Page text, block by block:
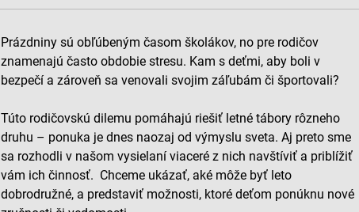
Prázdniny sú obľúbeným časom školákov, no pre rodičov
znamenajú často obdobie stresu. Kam s deťmi, aby boli v
bezpečí a zároveň sa venovali svojim záľubám či športovali?
Túto rodičovskú dilemu pomáhajú riešiť letné tábory rôzneho
druhu – ponuka je dnes naozaj od výmyslu sveta. Aj preto sme
sa rozhodli v našom vysielaní viaceré z nich navštíviť a priblížiť
vám ich činnosť. Chceme ukázať, aké môže byť leto
dobrodružné, a predstaviť možnosti, ktoré deťom ponúknu nové